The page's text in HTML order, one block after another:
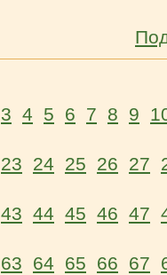
3 4 5 6 7 8 9
23 24 25 26 27
43 44 45 46 47
63 64 65 66 67